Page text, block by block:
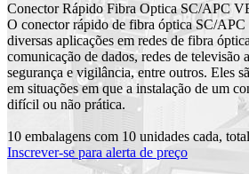
Conector Rápido Fibra Optica SC/APC
O conector rápido de fibra óptica SC/APC
diversas aplicações em redes de fibra
comunicação de dados, redes de televisão
segurança e vigilância, entre outros. Eles
em situações em que a instalação de um
difícil ou não prática.
10 embalagens com 10 unidades cada,
Inscrever-se para alerta de preço